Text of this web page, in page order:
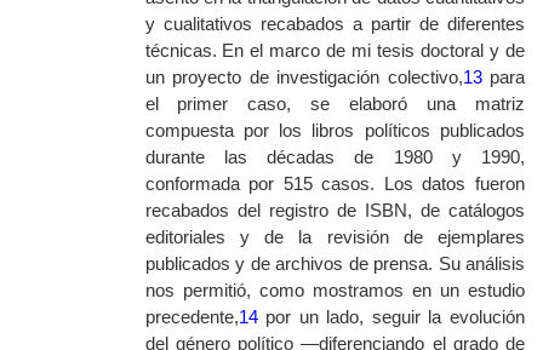
y cualitativos recabados a partir de diferentes
técnicas. En el marco de mi tesis doctoral y de
un proyecto de investigación colectivo,13para
el primer caso, se elaboró una matriz
compuesta por los libros políticos publicados
durante las décadas de 1980 y 1990,
conformada por 515 casos. Los datos fueron
recabados del registro de ISBN, de catálogos
editoriales y de la revisión de ejemplares
publicados y de archivos de prensa. Su análisis
nos permitió, como mostramos en un estudio
precedente,14por un lado, seguir la evolución
del género político —diferenciando el grado de